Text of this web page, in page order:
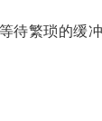
繁琐的缓冲